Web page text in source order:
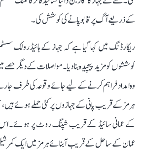
کے ذریعے آگ پر قابو پانے کی کوشش کی۔
ریکارڈنگ میں کہا گیا ہے کہ جہاز کے ہائیڈرولک
کوششوں کو مزید پیچیدہ بنا دیا۔ مواصلات کے دیگر حصے
وہ امداد فراہم کرنے کے لیے جائے وقوعہ کی طرف جا
ہرمز کے قریب پانی کے جہازوں پر کئی حملے ہوئے ہیں،
کے عمانی سائیڈ کے قریب شپنگ روٹ پر ہوئے۔
عمان کے ساحل کے قریب آبنائے ہرمز میں ایک